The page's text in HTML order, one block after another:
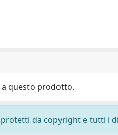
questo prodotto.
da copyright e tutti i